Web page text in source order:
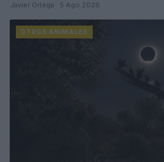
Javier Ortega · 5 Ago 2026
OTROS ANIMALES